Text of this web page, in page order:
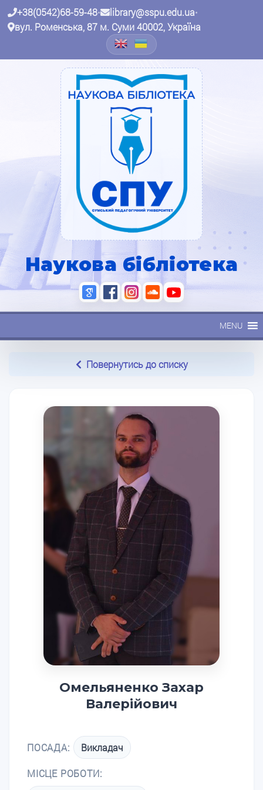
+38(0542)68-59-48• library@sspu.edu.ua•
вул. Роменська, 87 м. Суми 40002, Україна
Наукова бібліотека
MENU
Повернутись до списку
Омельяненко Захар
Валерійович
ПОСАДА: Викладач
МІСЦЕ РОБОТИ: